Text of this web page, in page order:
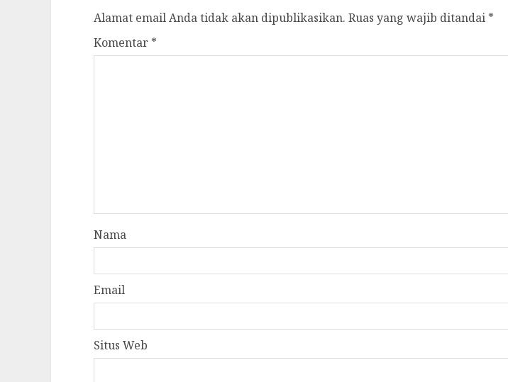
Alamat email Anda tidak akan dipublikasikan. Ruas yang wajib ditandai *
Komentar *
Nama
Email
Situs Web